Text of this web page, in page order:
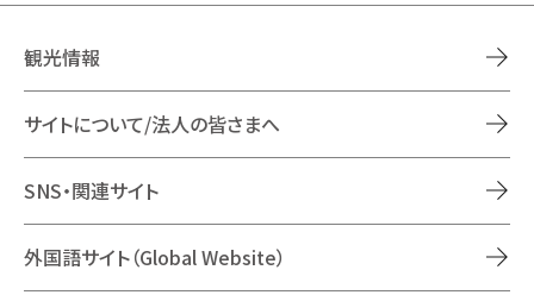
観光情報
サイトについて/法人の皆さまへ
SNS・関連サイト
外国語サイト（Global Website）